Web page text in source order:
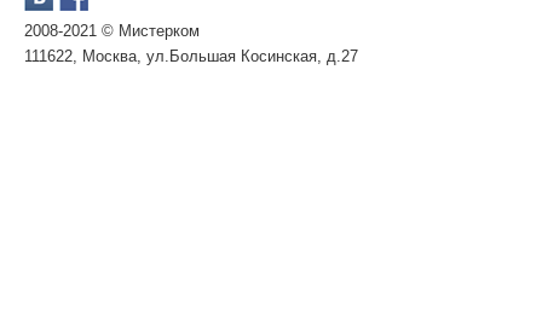
2008-2021 © Мистерком
111622, Москва, ул.Большая Косинская, д.27